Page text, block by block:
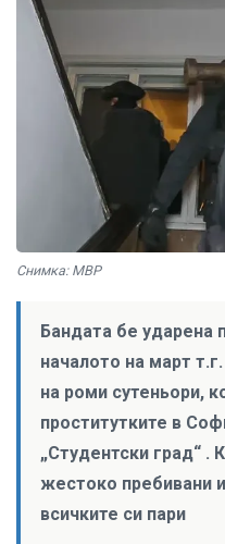
Снимка: МВР
Бандата бе ударена
началото на март
на роми сутеньори,
проститутките в
„Студентски град“ .
жестоко пребивани
всичките си пари